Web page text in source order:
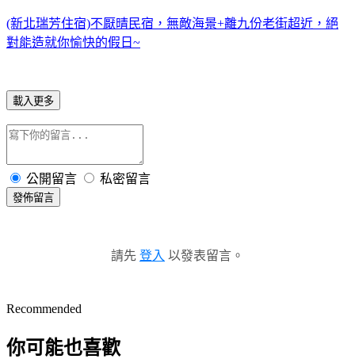
(新北瑞芳住宿)不厭晴民宿，無敵海景+離九份老街超近，絕
對能造就你愉快的假日~
載入更多
公開留言 私密留言
發佈留言
請先 登入 以發表留言。
Recommended
你可能也喜歡